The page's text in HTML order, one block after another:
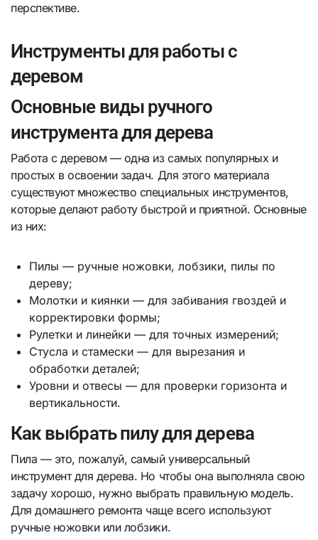
перспективе.
Инструменты для работы с
деревом
Основные виды ручного
инструмента для дерева
Работа с деревом — одна из самых популярных и
простых в освоении задач. Для этого материала
существуют множество специальных инструментов,
которые делают работу быстрой и приятной. Основные
из них:
Пилы — ручные ножовки, лобзики, пилы по
дереву;
Молотки и киянки — для забивания гвоздей и
корректировки формы;
Рулетки и линейки — для точных измерений;
Стусла и стамески — для вырезания и
обработки деталей;
Уровни и отвесы — для проверки горизонта и
вертикальности.
Как выбрать пилу для дерева
Пила — это, пожалуй, самый универсальный
инструмент для дерева. Но чтобы она выполняла свою
задачу хорошо, нужно выбрать правильную модель.
Для домашнего ремонта чаще всего используют
ручные ножовки или лобзики.